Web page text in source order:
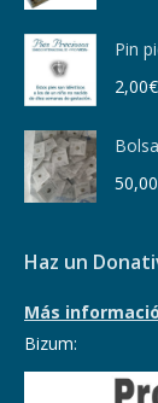
Pin
2,00€
50,00
Haz un
Más
Bizum: